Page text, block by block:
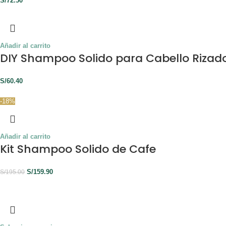
Añadir al carrito
DIY Shampoo Solido para Cabello
S/60.40
-18%
Añadir al carrito
Kit Shampoo Solido de Cafe
S/195.00 S/159.90